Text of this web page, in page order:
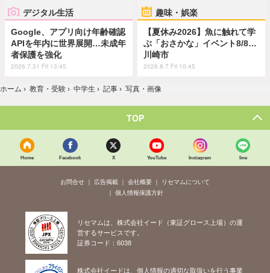
デジタル生活
Google、アプリ向け年齢確認
APIを年内に世界展開…未成年
者保護を強化
2026.7.31 Fri 13:45
趣味・娯楽
【夏休み2026】魚に触れて学
ぶ「おさかな」イベント8/8…
川崎市
2026.8.7 Fri 10:45
ホーム › 教育・受験 › 中学生 › 記事 › 写真・画像
TOP
Home Facebook X YouTube Instagram line
お問合せ 広告掲載 会社概要
リセマムについて
個人情報保護方針
リセマムは、株式会社イード（東証グロース上場）の運
営するサービスです。
証券コード：6038
株式会社イードは、個人情報の適切な取扱いを行う事業